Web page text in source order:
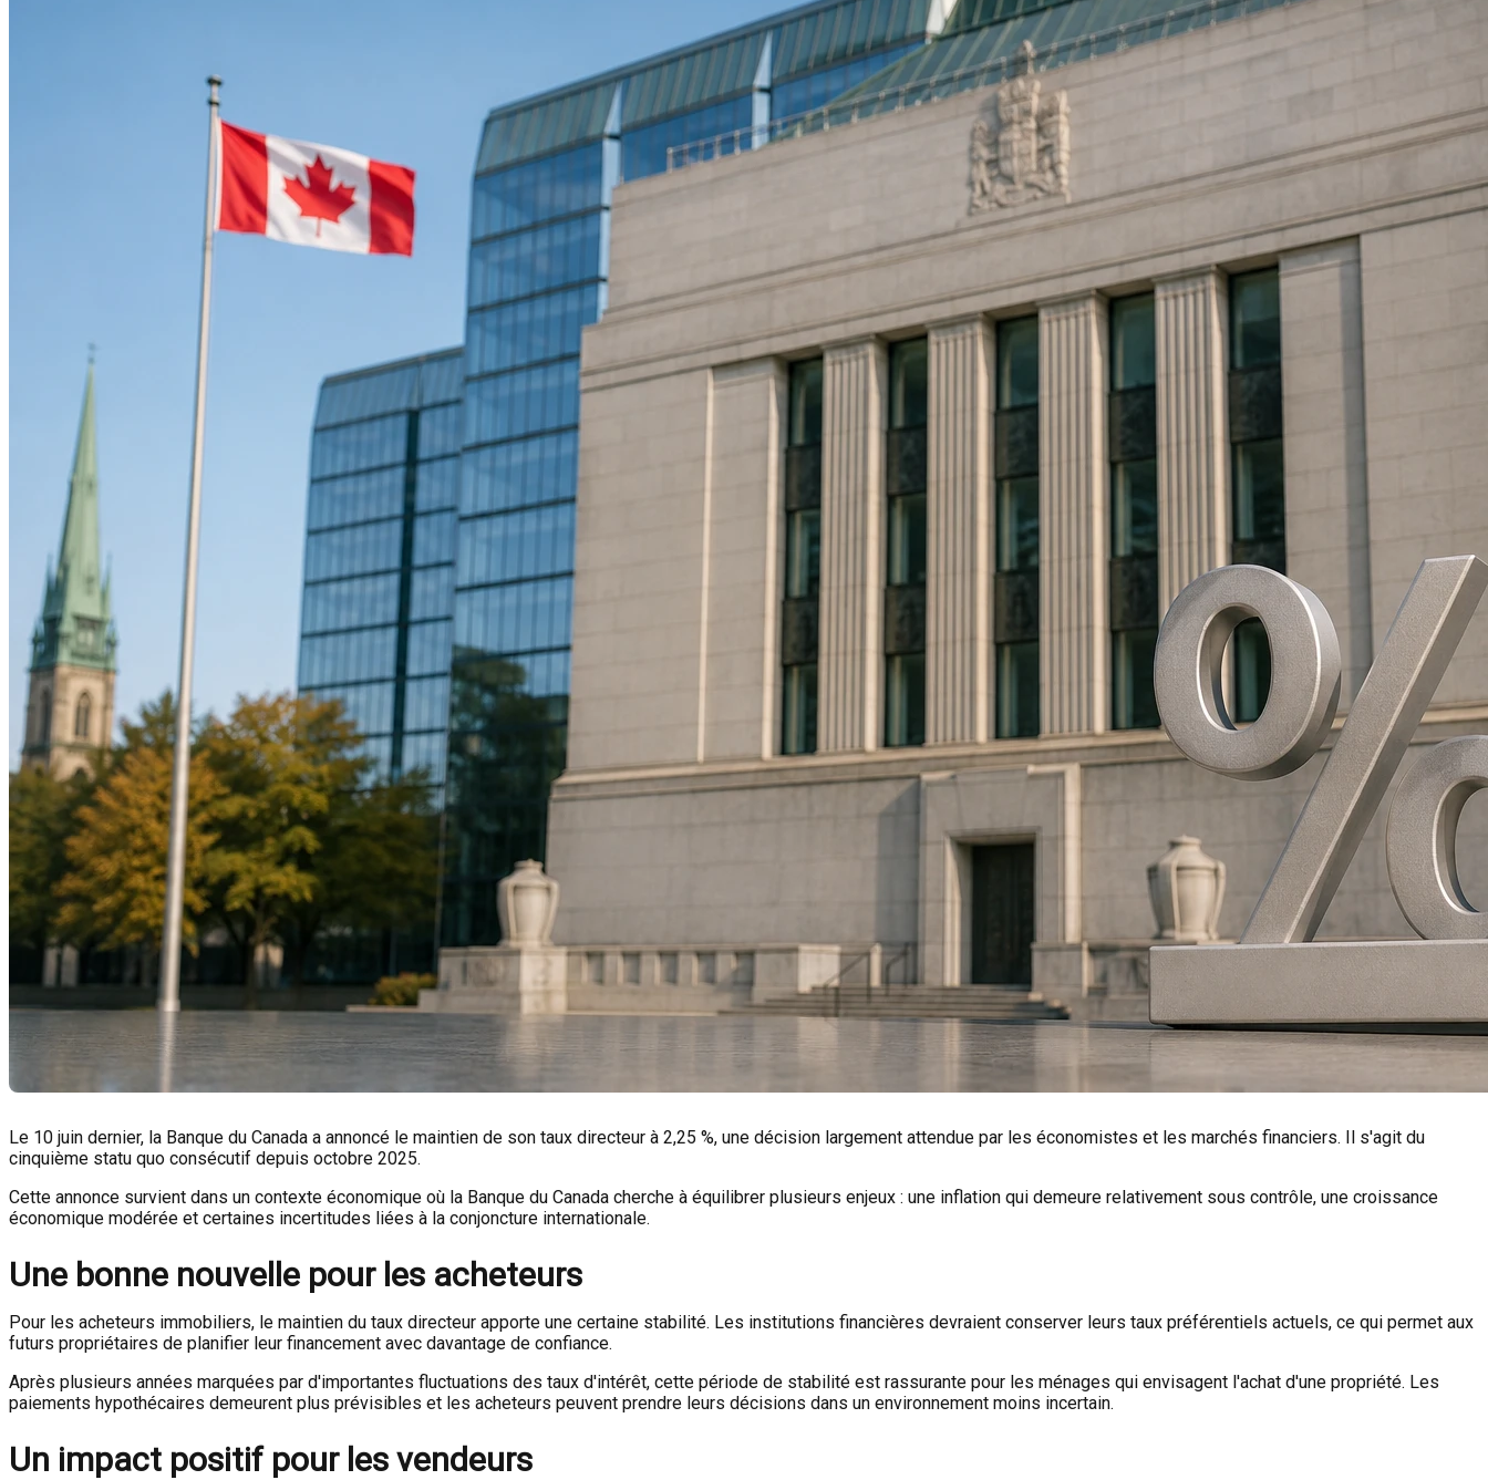
Le 10 juin dernier, la Banque du Canada a annoncé le maintien de son taux directeur à 2,25 %, une décision largement attendue par les économistes et les marchés financiers. Il s'agit du
cinquième statu quo consécutif depuis octobre 2025.
Cette annonce survient dans un contexte économique où la Banque du Canada cherche à équilibrer plusieurs enjeux : une inflation qui demeure relativement sous contrôle, une croissance
économique modérée et certaines incertitudes liées à la conjoncture internationale.
Une bonne nouvelle pour les acheteurs
Pour les acheteurs immobiliers, le maintien du taux directeur apporte une certaine stabilité. Les institutions financières devraient conserver leurs taux préférentiels actuels, ce qui permet aux
futurs propriétaires de planifier leur financement avec davantage de confiance.
Après plusieurs années marquées par d'importantes fluctuations des taux d'intérêt, cette période de stabilité est rassurante pour les ménages qui envisagent l'achat d'une propriété. Les
paiements hypothécaires demeurent plus prévisibles et les acheteurs peuvent prendre leurs décisions dans un environnement moins incertain.
Un impact positif pour les vendeurs